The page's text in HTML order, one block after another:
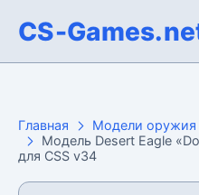
CS-
Главная
Модели оружия
Модель Desert Eagle
для CSS v34